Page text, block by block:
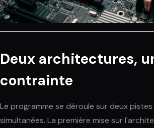
Deux architectures,
contrainte
Le programme se déroule sur deux
simultanées. La première mise sur